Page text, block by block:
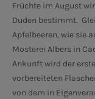
Früchte im August
Duden bestimmt.
Apfelbeeren, wie sie
Mosterei Albers in
Ankunft wird der
vorbereiteten
von dem in